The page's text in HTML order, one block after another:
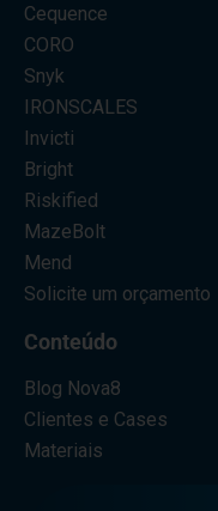
Cequence
CORO
Snyk
IRONSCALES
Invicti
Bright
Riskified
MazeBolt
Mend
Solicite um orçamento
Conteúdo
Blog Nova8
Clientes e Cases
Materiais